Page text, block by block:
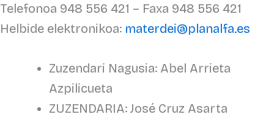
Telefonoa 948 556 421 – Faxa 948 556 421
Helbide elektronikoa: materdei@planalfa.es
Zuzendari Nagusia: Abel Arrieta
Azpilicueta
ZUZENDARIA: José Cruz Asarta